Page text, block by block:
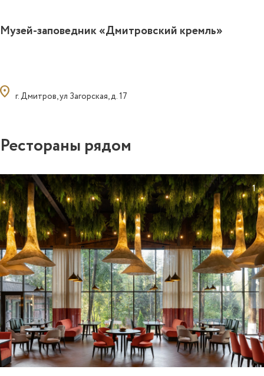
Музей-заповедник «Дмитровский кремль»
г. Дмитров, ул Загорская, д. 17
Рестораны рядом
1